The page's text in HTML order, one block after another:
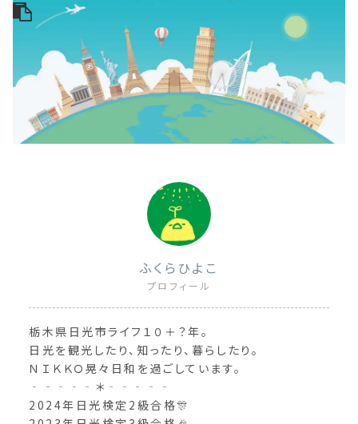
ふくらひよこ
プロフィール
栃木県日光市ライフ１０＋？年。
日光を観光したり、知ったり、暮らしたり。
ＮＩＫＫＯ晃々日和を過ごしています。
‐‐‐‐‐＊‐‐‐‐‐
2024年日光検定2級合格🎊